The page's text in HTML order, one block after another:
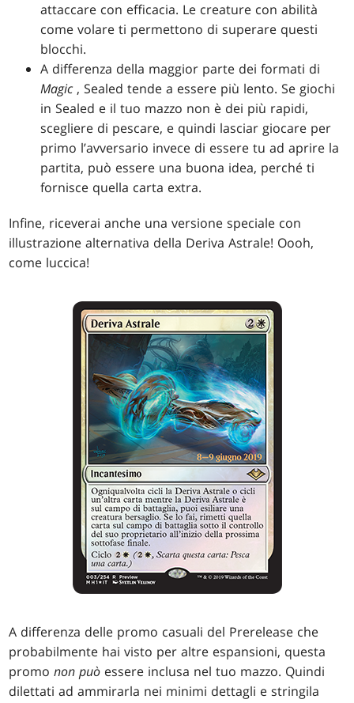
attaccare con efficacia. Le creature con abilità
come volare ti permettono di superare questi
blocchi.
A differenza della maggior parte dei formati di
Magic , Sealed tende a essere più lento. Se giochi
in Sealed e il tuo mazzo non è dei più rapidi,
scegliere di pescare, e quindi lasciar giocare per
primo l’avversario invece di essere tu ad aprire la
partita, può essere una buona idea, perché ti
fornisce quella carta extra.
Infine, riceverai anche una versione speciale con
illustrazione alternativa della Deriva Astrale! Oooh,
come luccica!
A differenza delle promo casuali del Prerelease che
probabilmente hai visto per altre espansioni, questa
promonon può essere inclusa nel tuo mazzo. Quindi
dilettati ad ammirarla nei minimi dettagli e stringila